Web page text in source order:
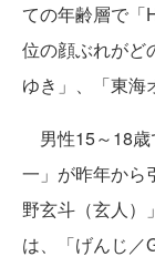
ての年齢層で「
位の顔ぶれがど
ゆき」、「東海
男性15～18歳
一」が昨年から
野玄斗（玄人）
は、「げんじ／